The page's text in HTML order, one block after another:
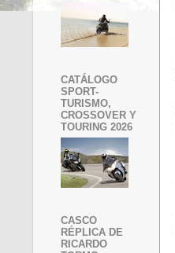
CATÁLOGO
SPORT-
TURISMO,
CROSSOVER Y
TOURING 2026
CASCO
RÉPLICA DE
RICARDO